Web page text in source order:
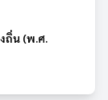
ถิ่น (พ.ศ.